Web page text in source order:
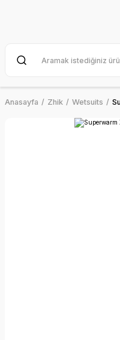
Anasayfa Zhik Wetsuits